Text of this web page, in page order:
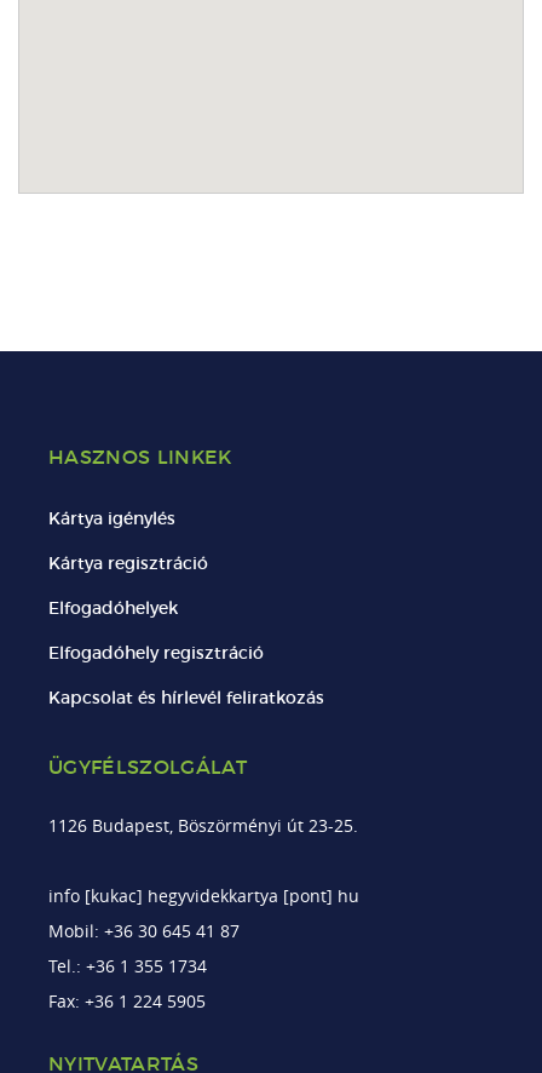
HASZNOS LINKEK
Kártya igénylés
Kártya regisztráció
Elfogadóhelyek
Elfogadóhely regisztráció
Kapcsolat és hírlevél feliratkozás
ÜGYFÉLSZOLGÁLAT
1126 Budapest, Böszörményi út 23-25.
info [kukac] hegyvidekkartya [pont] hu
Mobil: +36 30 645 41 87
Tel.: +36 1 355 1734
Fax: +36 1 224 5905
NYITVATARTÁS